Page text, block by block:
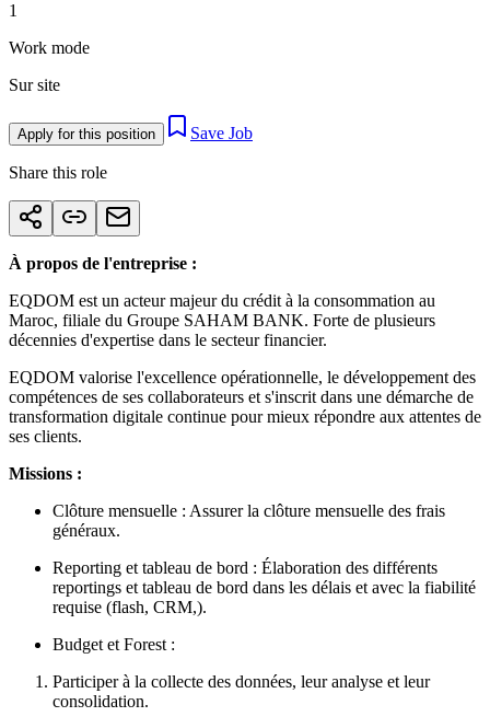
1
Work mode
Sur site
Apply for this position Save Job
Share this role
À propos de l'entreprise :
EQDOM est un acteur majeur du crédit à la consommation au
Maroc, filiale du Groupe SAHAM BANK. Forte de plusieurs
décennies d'expertise dans le secteur financier.
EQDOM valorise l'excellence opérationnelle, le développement des
compétences de ses collaborateurs et s'inscrit dans une démarche de
transformation digitale continue pour mieux répondre aux attentes de
ses clients.
Missions :
Clôture mensuelle : Assurer la clôture mensuelle des frais
généraux.
Reporting et tableau de bord : Élaboration des différents
reportings et tableau de bord dans les délais et avec la fiabilité
requise (flash, CRM,).
Budget et Forest :
Participer à la collecte des données, leur analyse et leur
consolidation.